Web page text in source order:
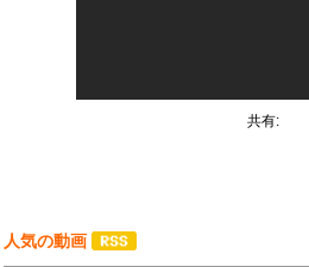
共有:
人気の動画